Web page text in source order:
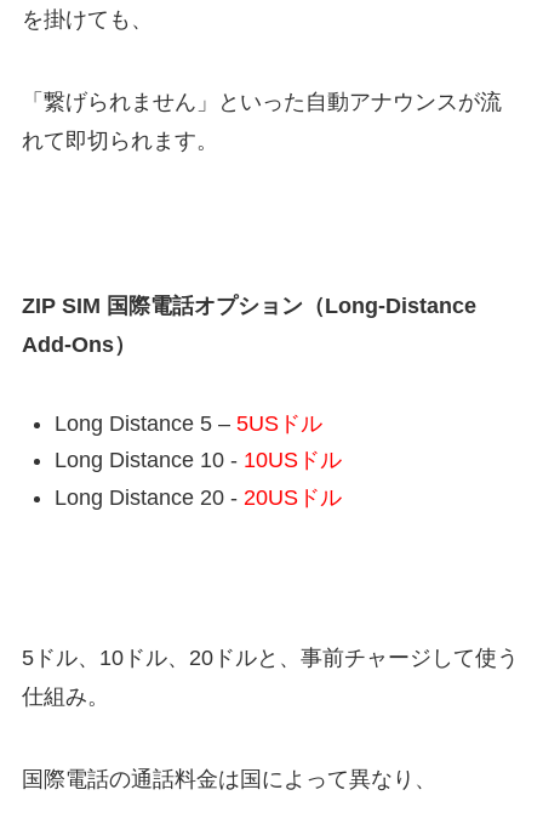
を掛けても、
「繋げられません」といった自動アナウンスが流
れて即切られます。
ZIP SIM 国際電話オプション（Long-Distance
Add-Ons）
Long Distance 5 – 5USドル
Long Distance 10 - 10USドル
Long Distance 20 - 20USドル
5ドル、10ドル、20ドルと、事前チャージして使う
仕組み。
国際電話の通話料金は国によって異なり、